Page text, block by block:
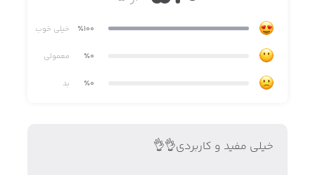
- انواع ملات های آماده پایه سیمانی
٪100 خیلی خوب
٪0 معمولی
٪0 بد
خیلی مفید و کاربردی👌👌